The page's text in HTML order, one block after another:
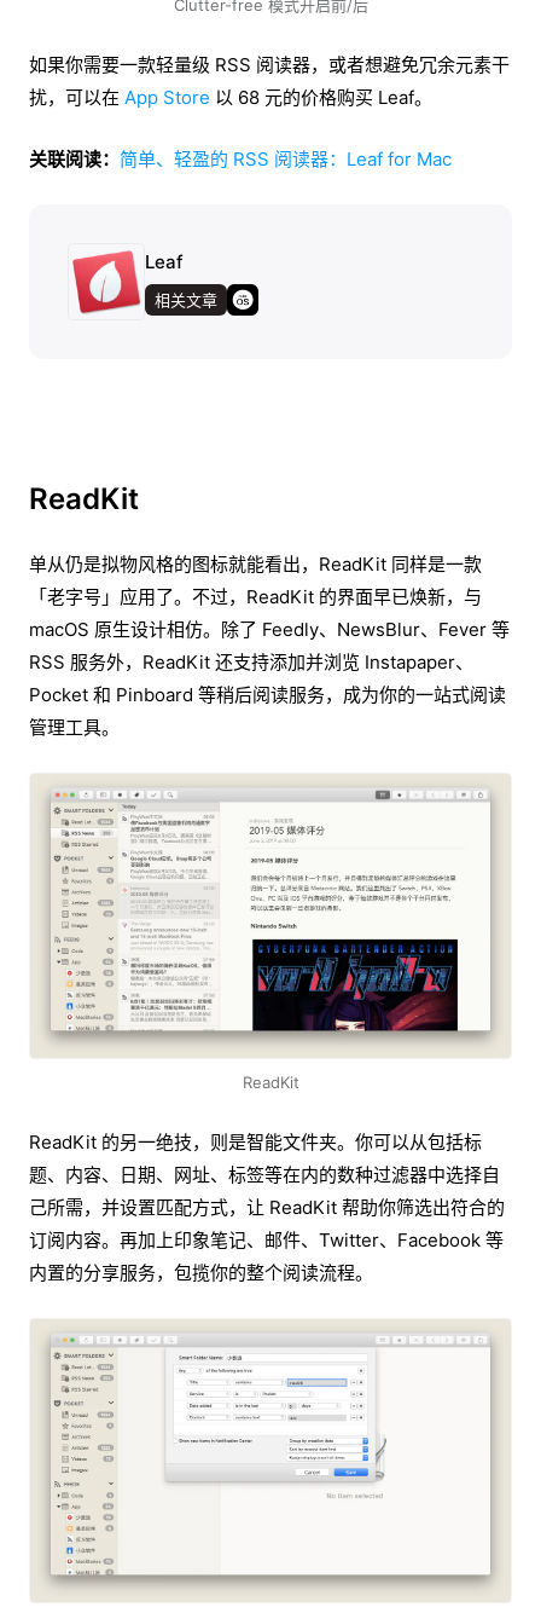
Clutter-free 模式开启前/后
如果你需要一款轻量级 RSS 阅读器，或者想避免冗余元素干
扰，可以在 App Store 以 68 元的价格购买 Leaf。
关联阅读： 简单、轻盈的 RSS 阅读器：Leaf for Mac
Leaf
相关文章
ReadKit
单从仍是拟物风格的图标就能看出，ReadKit 同样是一款
「老字号」应用了。不过，ReadKit 的界面早已焕新，与
macOS 原生设计相仿。除了 Feedly、NewsBlur、Fever 等
RSS 服务外，ReadKit 还支持添加并浏览 Instapaper、
Pocket 和 Pinboard 等稍后阅读服务，成为你的一站式阅读
管理工具。
ReadKit
ReadKit 的另一绝技，则是智能文件夹。你可以从包括标
题、内容、日期、网址、标签等在内的数种过滤器中选择自
己所需，并设置匹配方式，让 ReadKit 帮助你筛选出符合的
订阅内容。再加上印象笔记、邮件、Twitter、Facebook 等
内置的分享服务，包揽你的整个阅读流程。